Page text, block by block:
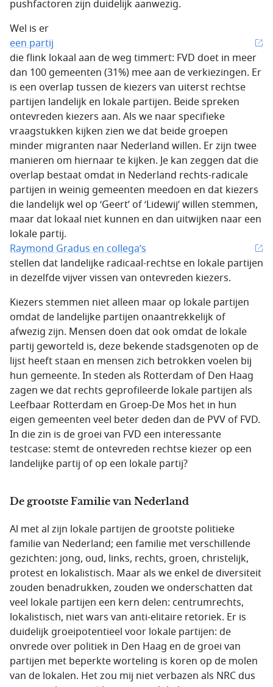
pushfactoren zijn duidelijk aanwezig.
Wel is er
een partij
die flink lokaal aan de weg timmert: FVD doet in meer
dan 100 gemeenten (31%) mee aan de verkiezingen. Er
is een overlap tussen de kiezers van uiterst rechtse
partijen landelijk en lokale partijen. Beide spreken
ontevreden kiezers aan. Als we naar specifieke
vraagstukken kijken zien we dat beide groepen
minder migranten naar Nederland willen. Er zijn twee
manieren om hiernaar te kijken. Je kan zeggen dat die
overlap bestaat omdat in Nederland rechts-radicale
partijen in weinig gemeenten meedoen en dat kiezers
die landelijk wel op ‘Geert’ of ‘Lidewij’ willen stemmen,
maar dat lokaal niet kunnen en dan uitwijken naar een
lokale partij.
Raymond Gradus en collega’s
stellen dat landelijke radicaal-rechtse en lokale partijen
in dezelfde vijver vissen van ontevreden kiezers.
Kiezers stemmen niet alleen maar op lokale partijen
omdat de landelijke partijen onaantrekkelijk of
afwezig zijn. Mensen doen dat ook omdat de lokale
partij geworteld is, deze bekende stadsgenoten op de
lijst heeft staan en mensen zich betrokken voelen bij
hun gemeente. In steden als Rotterdam of Den Haag
zagen we dat rechts geprofileerde lokale partijen als
Leefbaar Rotterdam en Groep-De Mos het in hun
eigen gemeenten veel beter deden dan de PVV of FVD.
In die zin is de groei van FVD een interessante
testcase: stemt de ontevreden rechtse kiezer op een
landelijke partij of op een lokale partij?
De grootste Familie van Nederland
Al met al zijn lokale partijen de grootste politieke
familie van Nederland; een familie met verschillende
gezichten: jong, oud, links, rechts, groen, christelijk,
protest en lokalistisch. Maar als we enkel de diversiteit
zouden benadrukken, zouden we onderschatten dat
veel lokale partijen een kern delen: centrumrechts,
lokalistisch, niet wars van anti-elitaire retoriek. Er is
duidelijk groeipotentieel voor lokale partijen: de
onvrede over politiek in Den Haag en de groei van
partijen met beperkte worteling is koren op de molen
van de lokalen. Het zou mij niet verbazen als NRC dus